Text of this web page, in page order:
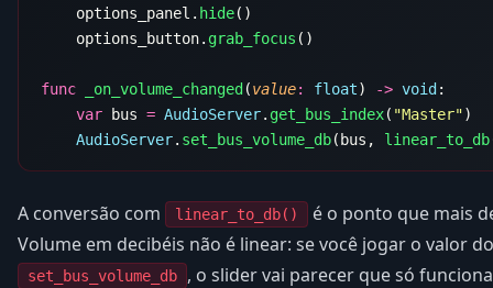
    options_panel.
hide
    options_button.
grab_focus
func _on_volume_changed (value: float) -> void
    var
bus = AudioServer. get_bus_index( "Master"
    AudioServer
. set_bus_volume_db(bus, linear_to_db
A conversão com linear_to_db()
é o ponto que mais
Volume em decibéis não é linear: se você jogar o valor
set_bus_volume_db
, o slider vai parecer que só